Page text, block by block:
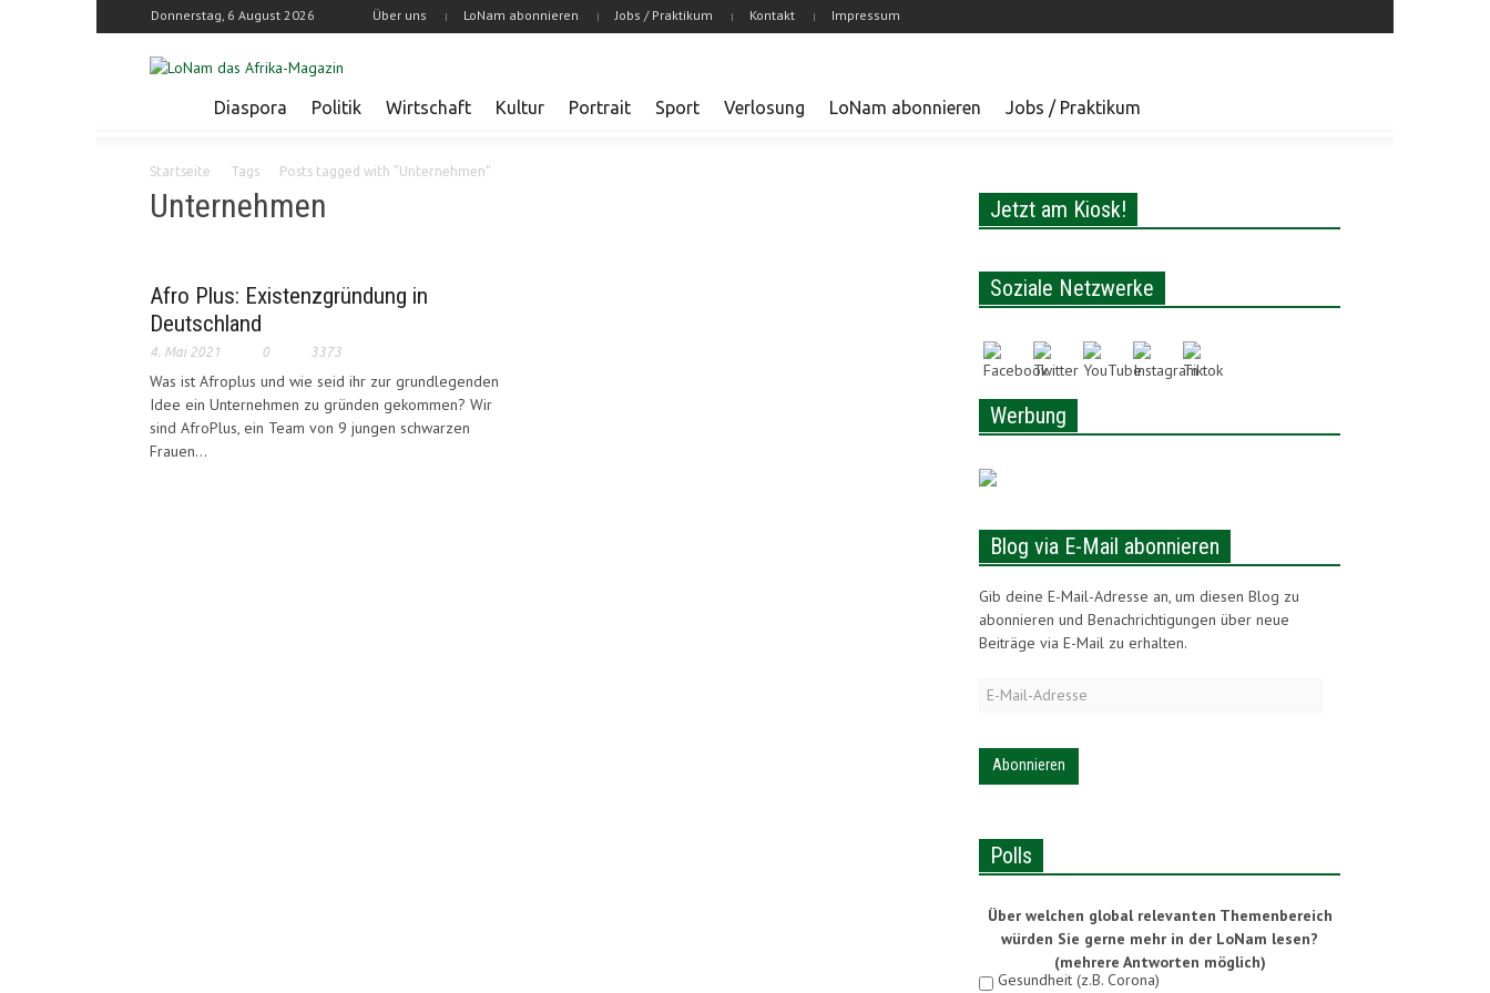
Donnerstag, 6 August 2026 Über uns LoNam abonnieren Jobs / Praktikum Kontakt Impressum
Diaspora Politik Wirtschaft Kultur Portrait Sport Verlosung LoNam abonnieren Jobs / Praktikum
Startseite Tags Posts tagged with "Unternehmen"
Unternehmen
Afro Plus: Existenzgründung in
Deutschland
4. Mai 2021 0 3373
Was ist Afroplus und wie seid ihr zur grundlegenden
Idee ein Unternehmen zu gründen gekommen? Wir
sind AfroPlus, ein Team von 9 jungen schwarzen
Frauen...
Jetzt am Kiosk!
Soziale Netzwerke
Werbung
Blog via E-Mail abonnieren
Gib deine E-Mail-Adresse an, um diesen Blog zu
abonnieren und Benachrichtigungen über neue
Beiträge via E-Mail zu erhalten.
E-
Polls
Über welchen global relevanten Themenbereich
würden Sie gerne mehr in der LoNam lesen?
(mehrere Antworten möglich)
Gesundheit (z.B. Corona)